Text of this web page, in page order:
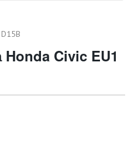
Civic EU1